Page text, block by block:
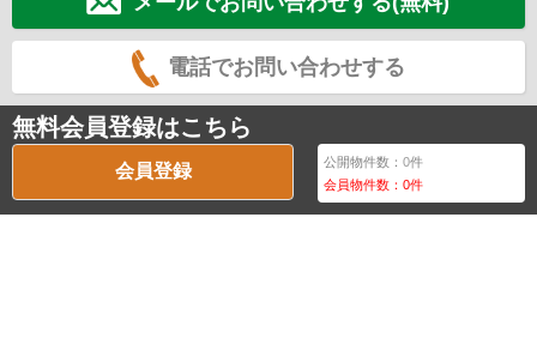
電話でお問い合わせする
無料会員登録はこちら
会員登録 公開物件数：0件
会員物件数：0件